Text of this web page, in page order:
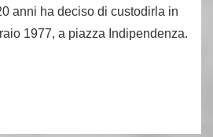
anni ha deciso di custodirla in
1977, a piazza Indipendenza.